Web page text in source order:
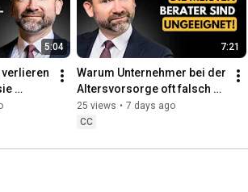
5:04
verlieren
7:21
Warum Unternehmer bei der
Altersvorsorge oft falsch
beraten werden (du verlierst
Vermögen)
25 views • 7 days ago
CC